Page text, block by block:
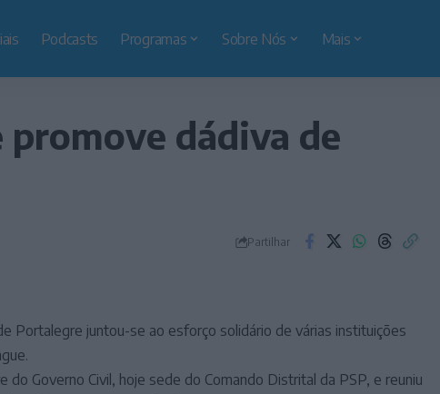
Podcasts Programas Sobre Nós Mais
promove dádiva de
Partilhar
Portalegre juntou-se ao esforço solidário de várias instituições
do Governo Civil, hoje sede do Comando Distrital da PSP, e reuniu